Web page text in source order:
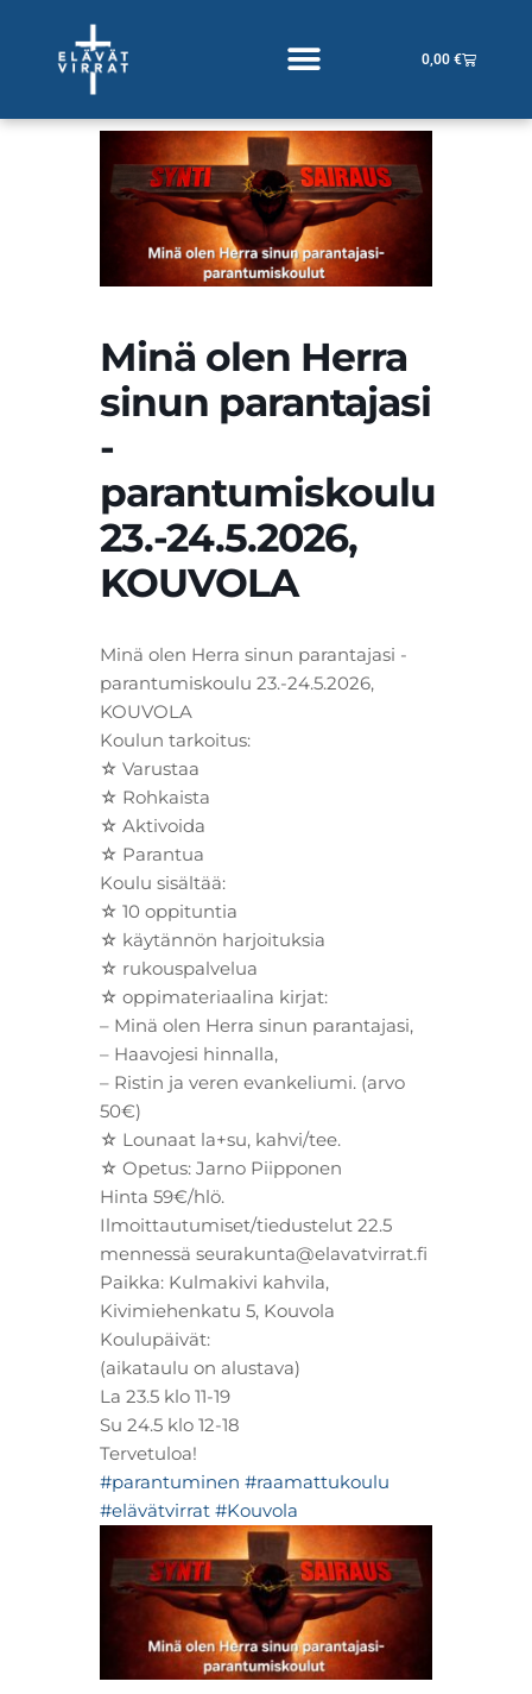
0,00 €Cart
Minä olen Herra
sinun parantajasi
-
parantumiskoulu
23.-24.5.2026,
KOUVOLA
Minä olen Herra sinun parantajasi -
parantumiskoulu 23.-24.5.2026,
KOUVOLA
Koulun tarkoitus:
☆ Varustaa
☆ Rohkaista
☆ Aktivoida
☆ Parantua
Koulu sisältää:
☆ 10 oppituntia
☆ käytännön harjoituksia
☆ rukouspalvelua
☆ oppimateriaalina kirjat:
– Minä olen Herra sinun parantajasi,
– Haavojesi hinnalla,
– Ristin ja veren evankeliumi. (arvo
50€)
☆ Lounaat la+su, kahvi/tee.
☆ Opetus: Jarno Piipponen
Hinta 59€/hlö.
Ilmoittautumiset/tiedustelut 22.5
mennessä seurakunta@elavatvirrat.fi
Paikka: Kulmakivi kahvila,
Kivimiehenkatu 5, Kouvola
Koulupäivät:
(aikataulu on alustava)
La 23.5 klo 11-19
Su 24.5 klo 12-18
Tervetuloa!
#parantuminen #raamattukoulu
#elävätvirrat #Kouvola